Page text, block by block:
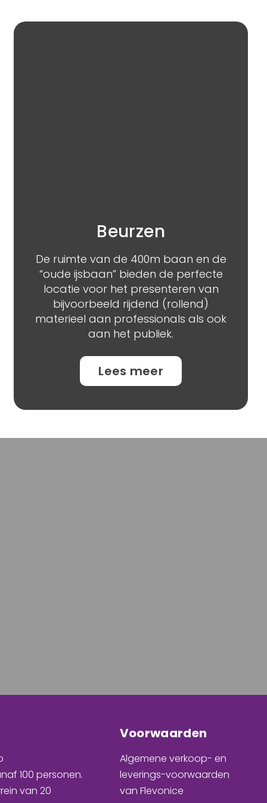
Beurzen
De ruimte van de 400m baan en de
“oude ijsbaan” bieden de perfecte
locatie voor het presenteren van
bijvoorbeeld rijdend (rollend)
materieel aan professionals als ook
aan het publiek.
Lees meer
100 personen.
van 20
Voorwaarden
Algemene verkoop- en
leverings-voorwaarden
van Flevonice